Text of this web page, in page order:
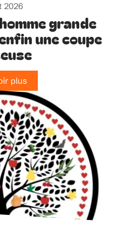
2026
grande
une coupe
plus